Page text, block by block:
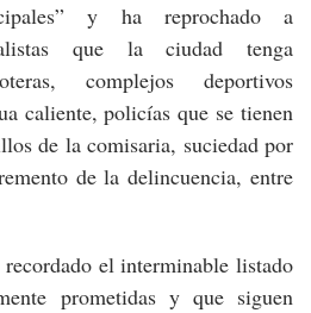
y ha reprochado a
que la ciudad tenga
complejos deportivos
caliente, policías que se tienen
de la comisaria, suciedad por
de la delincuencia, entre
el interminable listado
prometidas y que siguen